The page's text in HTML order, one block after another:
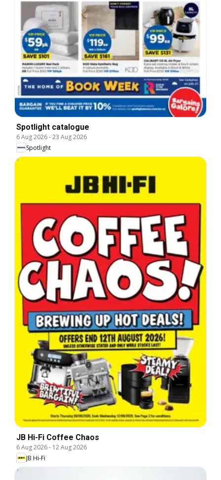
Spotlight catalogue
6 Aug 2026-23 Aug 2026
Spotlight
JB Hi-Fi Coffee Chaos
6 Aug 2026- 12 Aug 2026
JB Hi-Fi